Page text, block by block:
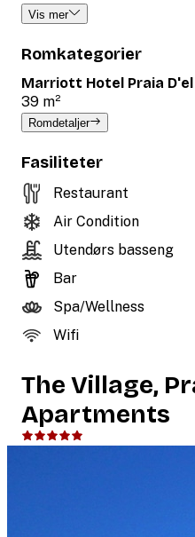
Vis mer
Romkategorier
Marriott Hotel Praia D'el
39 m²
Romdetaljer
Fasiliteter
Restaurant
Air Condition
Utendørs basseng
Bar
Spa/Wellness
Wifi
The Village,
Apartments